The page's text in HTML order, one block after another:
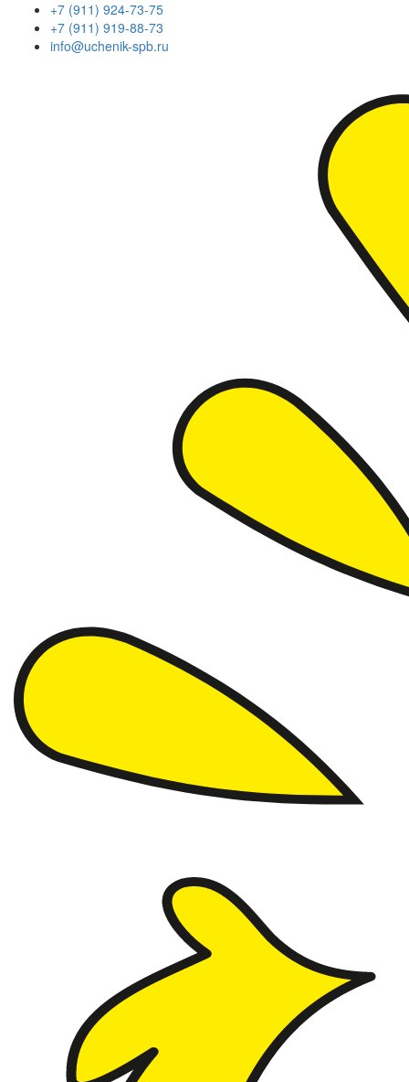
+7 (911) 924-73-75
+7 (911) 919-88-73
info@uchenik-spb.ru